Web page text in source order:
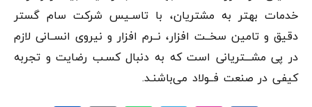
خدمات بهتر به مشتریان، با تاسـیس شرکت سام گستر
دقيق و تامین سخــت افزار، نــرم افزار و نیروی انســانی لازم
در پی مشـــتریانی است که به دنبال کسـب رضایت و تجربه
کیفی در صنعت فــولاد می‌باشنـد.